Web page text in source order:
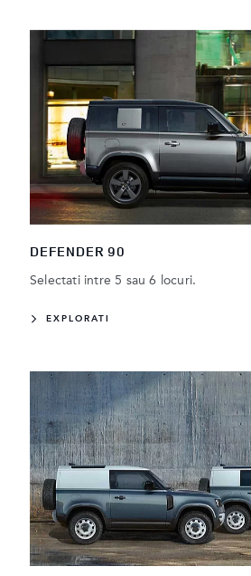
DEFENDER 90
Selectati intre 5 sau 6 locuri.
EXPLORATI